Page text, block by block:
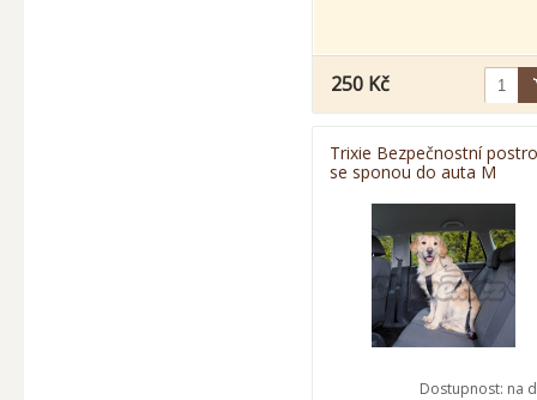
250 Kč
Trixie Bezpečnostní
se sponou do auta M
Dostupnost: na